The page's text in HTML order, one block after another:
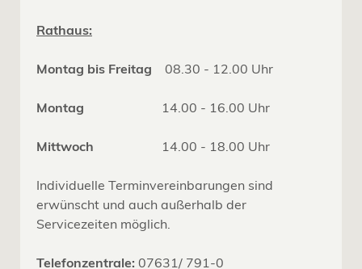
Rathaus:
Montag bis Freitag 08.30 - 12.00 Uhr
Montag 14.00 - 16.00 Uhr
Mittwoch 14.00 - 18.00 Uhr
Individuelle Terminvereinbarungen sind
erwünscht und auch außerhalb der
Servicezeiten möglich.
Telefonzentrale: 07631/ 791-0